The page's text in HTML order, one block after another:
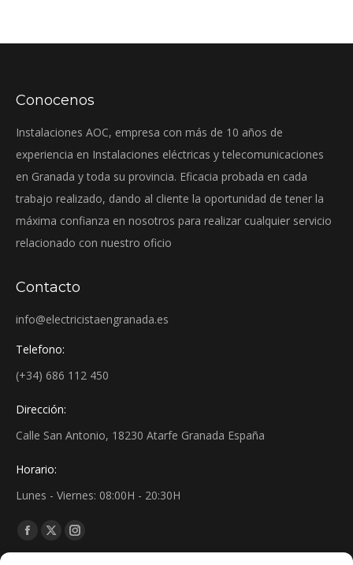
Conocenos
Instalaciones AOC, empresa con más de 10 años de
experiencia en Instalaciones eléctricas y telecomunicaciones
en Granada y toda su provincia. Eficacia probada en cada
trabajo realizado, dando al cliente la oportunidad de tener la
máxima confianza en nosotros para realizar cualquier servicio
relacionado con nuestro oficio
Contacto
info@electricistaengranada.es
Telefono:
(+34) 686 112 450
Dirección:
Calle San Antonio, 18230 Atarfe Granada España
Horario:
Lunes - Viernes: 08:00H - 20:30H
Find us on:
Facebook
X
Instagram